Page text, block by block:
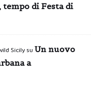
tempo di Festa di
Sicilysu Un nuovo
a